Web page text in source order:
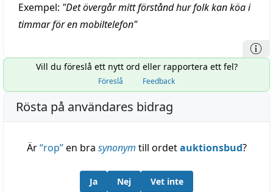
Exempel: "Det övergår mitt förstånd hur folk kan köa i
timmar för en mobiltelefon"
Vill du föreslå ett nytt ord eller rapportera ett fel?
Föreslå Feedback
Rösta på användares bidrag
Är“rop”en bra synonym till ordetauktionsbud?
Ja Nej Vet inte